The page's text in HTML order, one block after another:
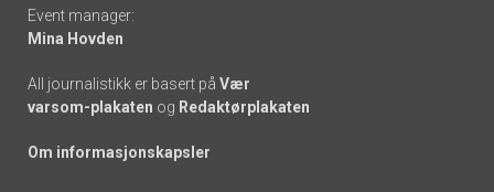
Event manager:
Mina Hovden
All journalistikk er basert på Vær
varsom-plakaten og Redaktørplakaten
Om informasjonskapsler